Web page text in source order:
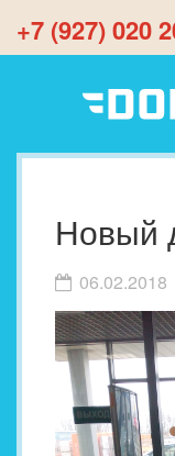
+7 (927) 020
Новый
06.02.2018